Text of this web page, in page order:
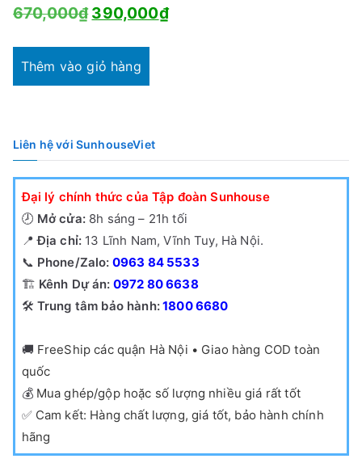
670,000₫Giá
là:
390,000₫Giá
Thêm vào giỏ hàng
Liên hệ với SunhouseViet
Đại lý chính thức của Tập đoàn Sunhouse
🕗 Mở cửa:8h sáng – 21h tối
📍Địa chỉ: 13 Lĩnh Nam, Vĩnh Tuy, Hà Nội.
📞 Phone/Zalo: 0963 84 5533
🏗️ Kênh Dự án: 0972 80 6638
🛠️ Trung tâm bảo hành:1800 6680
🚚 FreeShip các quận Hà Nội • Giao hàng COD toàn
quốc
💰 Mua ghép/gộp hoặc số lượng nhiều giá rất tốt
✅ Cam kết: Hàng chất lượng, giá tốt, bảo hành chính
hãng